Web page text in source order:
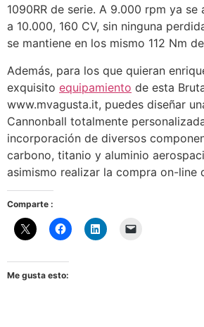
1090RR de serie. A 9.000 rpm ya se
a 10.000, 160 CV, sin ninguna
se mantiene en los mismo 112 Nm
Además, para los que quieran
exquisito equipamiento de esta
www.mvagusta.it, puedes diseñar
Cannonball totalmente
incorporación de diversos
carbono, titanio y aluminio
asimismo realizar la compra on-line
Comparte :
Me gusta esto: